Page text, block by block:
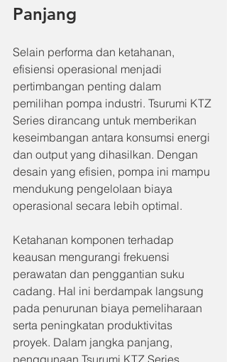
Panjang
Selain performa dan ketahanan,
efisiensi operasional menjadi
pertimbangan penting dalam
pemilihan pompa industri. Tsurumi KTZ
Series dirancang untuk memberikan
keseimbangan antara konsumsi energi
dan output yang dihasilkan. Dengan
desain yang efisien, pompa ini mampu
mendukung pengelolaan biaya
operasional secara lebih optimal.
Ketahanan komponen terhadap
keausan mengurangi frekuensi
perawatan dan penggantian suku
cadang. Hal ini berdampak langsung
pada penurunan biaya pemeliharaan
serta peningkatan produktivitas
proyek. Dalam jangka panjang,
penggunaan Tsurumi KTZ Series